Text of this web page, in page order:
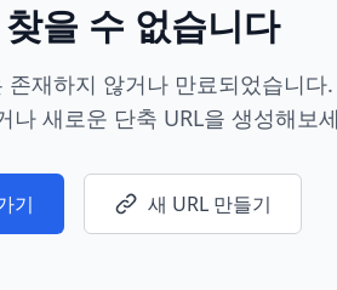
을 수 없습니다
존재하지 않거나 만료되었습니다.
나 새로운 단축 URL을 생성해보
기 새 URL 만들기